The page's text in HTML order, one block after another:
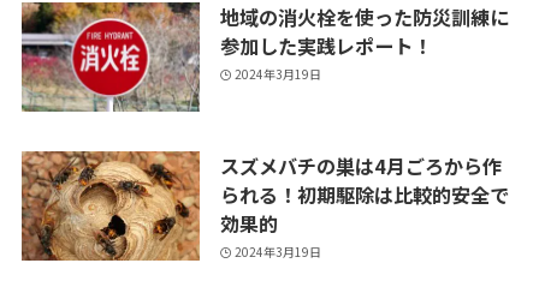
地域の消火栓を使った防災訓練に
参加した実践レポート！
2024年3月19日
スズメバチの巣は4月ごろから作
られる！初期駆除は比較的安全で
効果的
2024年3月19日